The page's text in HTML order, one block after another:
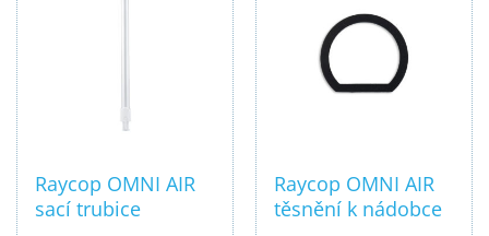
Raycop OMNI AIR
sací trubice
Raycop OMNI AIR
těsnění k nádobce